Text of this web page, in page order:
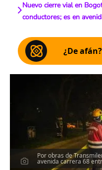
Nuevo cierre vial en
conductores; es en
¿De afán?
Por obras de
avenida carrera 68